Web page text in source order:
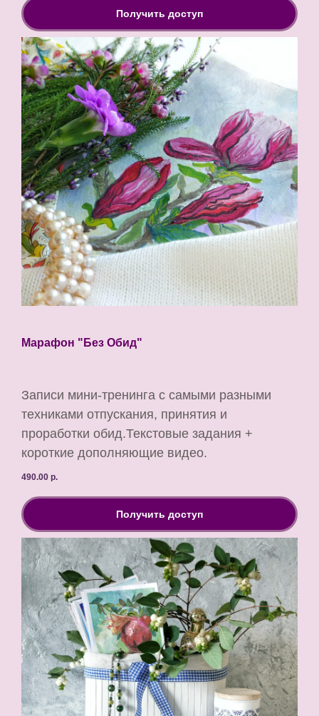
Получить доступ
Марафон "Без Обид"
Записи мини-тренинга с самыми разными
техниками отпускания, принятия и
проработки обид.Текстовые задания +
короткие дополняющие видео.
490.00 р.
Получить доступ